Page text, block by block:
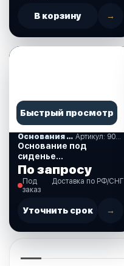
В корзину →
Быстрый просмотр
Основания под сиденья
Основание под
сиденье
вращающееся, Marine
Rocket. (90071-MR)
По запросу
Под
заказ
Доставка по РФ/СНГ
Уточнить срок →